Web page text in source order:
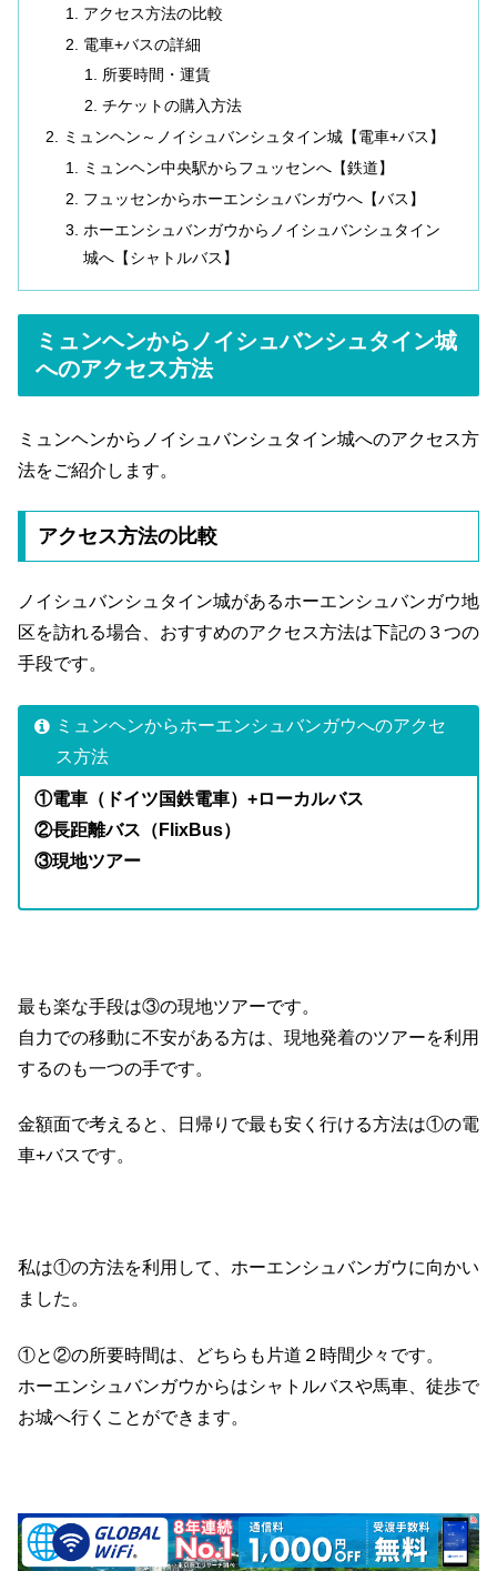
アクセス方法の比較
電車+バスの詳細
所要時間・運賃
チケットの購入方法
ミュンヘン～ノイシュバンシュタイン城【電車+バス】
ミュンヘン中央駅からフュッセンへ【鉄道】
フュッセンからホーエンシュバンガウへ【バス】
ホーエンシュバンガウからノイシュバンシュタイン
城へ【シャトルバス】
ミュンヘンからノイシュバンシュタイン城
へのアクセス方法
ミュンヘンからノイシュバンシュタイン城へのアクセス方
法をご紹介します。
アクセス方法の比較
ノイシュバンシュタイン城があるホーエンシュバンガウ地
区を訪れる場合、おすすめのアクセス方法は下記の３つの
手段です。
ミュンヘンからホーエンシュバンガウへのアクセ
ス方法
①電車（ドイツ国鉄電車）+ローカルバス
②長距離バス（FlixBus）
③現地ツアー
最も楽な手段は③の現地ツアーです。
自力での移動に不安がある方は、現地発着のツアーを利用
するのも一つの手です。
金額面で考えると、日帰りで最も安く行ける方法は①の電
車+バスです。
私は①の方法を利用して、ホーエンシュバンガウに向かい
ました。
①と②の所要時間は、どちらも片道２時間少々です。
ホーエンシュバンガウからはシャトルバスや馬車、徒歩で
お城へ行くことができます。